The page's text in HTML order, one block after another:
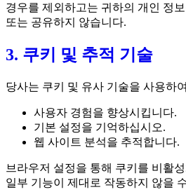
경우를 제외하고는 귀하의 개인 정
또는 공유하지 않습니다.
3. 쿠키 및 추적 기술
당사는 쿠키 및 유사 기술을 사용하
사용자 경험을 향상시킵니다.
기본 설정을 기억하십시오.
웹 사이트 분석을 추적합니다.
브라우저 설정을 통해 쿠키를 비활
일부 기능이 제대로 작동하지 않을